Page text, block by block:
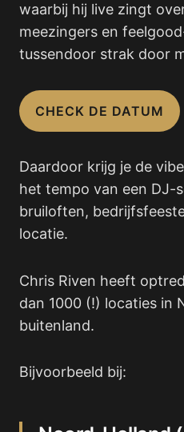
waarbij hij live zingt
meezingers en
tussendoor strak door
CHECK DE DATUM
Daardoor krijg je de
het tempo van een
bruiloften,
locatie.
Chris Riven heeft
dan 1000 (!) locaties in
buitenland.
Bijvoorbeeld bij: